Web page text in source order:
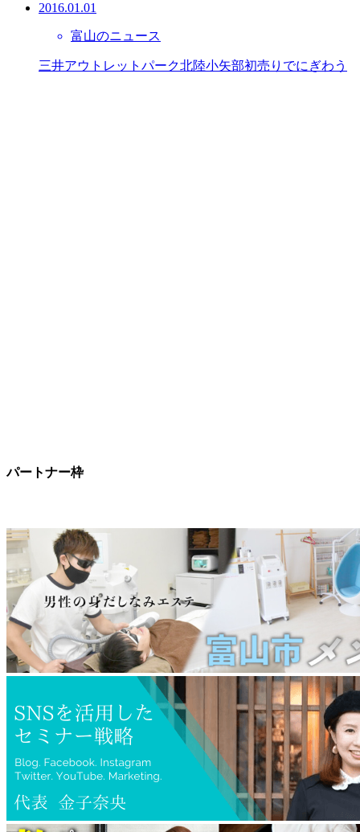
2016.01.01
富山のニュース
三井アウトレットパーク北陸小矢部初売りでにぎわう
パートナー枠